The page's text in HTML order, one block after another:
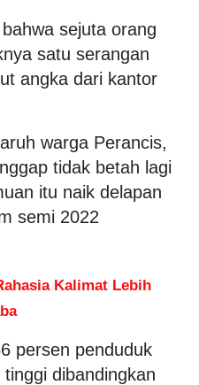
sejuta orang
satu serangan
angka dari kantor
warga Perancis,
tidak betah lagi
itu naik delapan
semi 2022
Kalimat Lebih
persen penduduk
dibandingkan